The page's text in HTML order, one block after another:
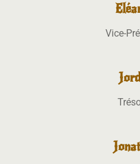
Vice-